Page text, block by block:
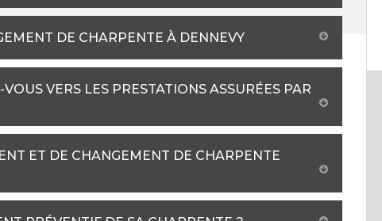
DE CHARPENTE À DENNEVY
VERS LES PRESTATIONS ASSURÉES PAR
ET DE CHANGEMENT DE CHARPENTE